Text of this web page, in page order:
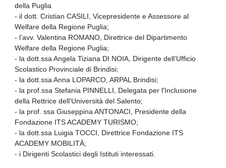
della Puglia
- il dott. Cristian CASILI, Vicepresidente e Assessore al
Welfare della Regione Puglia;
- l’avv. Valentina ROMANO, Direttrice del Dipartimento
Welfare della Regione Puglia;
- la dott.ssa Angela Tiziana DI NOIA, Dirigente dell’Ufficio
Scolastico Provinciale di Brindisi;
- la dott.ssa Anna LOPARCO, ARPAL Brindisi;
- la prof.ssa Stefania PINNELLI, Delegata per l'Inclusione
della Rettrice dell'Università del Salento;
- la prof. ssa Giuseppina ANTONACI, Presidente della
Fondazione ITS ACADEMY TURISMO;
- la dott.ssa Luigia TOCCI, Direttrice Fondazione ITS
ACADEMY MOBILITÀ;
- i Dirigenti Scolastici degli Istituti interessati.